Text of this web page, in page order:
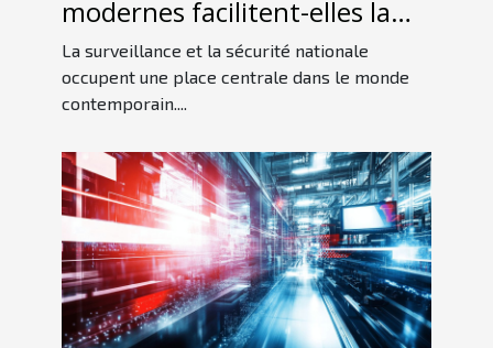
modernes facilitent-elles la
détection d'espions ?
La surveillance et la sécurité nationale
occupent une place centrale dans le monde
contemporain....